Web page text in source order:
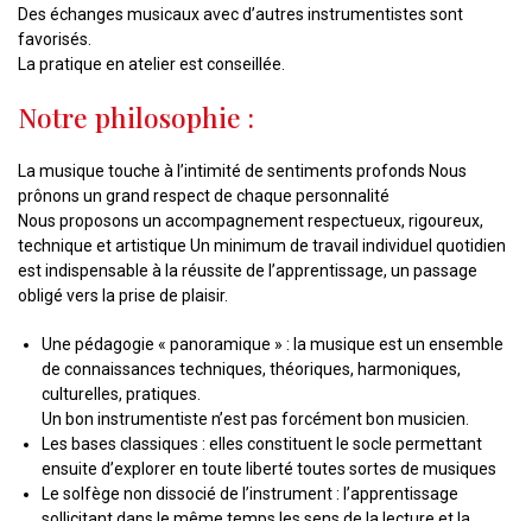
Des échanges musicaux avec d’autres instrumentistes sont
favorisés.
La pratique en atelier est conseillée.
Notre philosophie :
La musique touche à l’intimité de sentiments profonds Nous
prônons un grand respect de chaque personnalité
Nous proposons un accompagnement respectueux, rigoureux,
technique et artistique Un minimum de travail individuel quotidien
est indispensable à la réussite de l’apprentissage, un passage
obligé vers la prise de plaisir.
Une pédagogie « panoramique » : la musique est un ensemble
de connaissances techniques, théoriques, harmoniques,
culturelles, pratiques.
Un bon instrumentiste n’est pas forcément bon musicien.
Les bases classiques : elles constituent le socle permettant
ensuite d’explorer en toute liberté toutes sortes de musiques
Le solfège non dissocié de l’instrument : l’apprentissage